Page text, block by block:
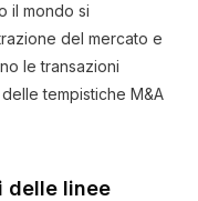
il mondo si
del mercato e
le transazioni
tempistiche M&A
delle linee